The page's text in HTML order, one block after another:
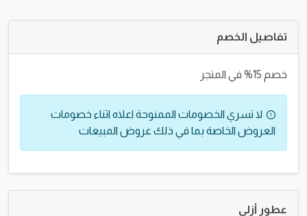
تفاصيل الخصم
خصم 15% في المتجر
لا تسري الخصومات الممنوحة اعلاه اثناء خصومات
العروض الخاصة بما في ذلك عروض المبيعات
عطور أزلي